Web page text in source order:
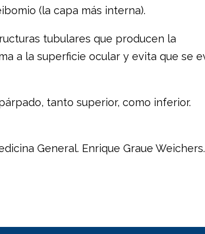
(la capa más interna).
tubulares que producen la
a la superficie ocular y evita que se
tanto superior, como inferior.
General. Enrique Graue